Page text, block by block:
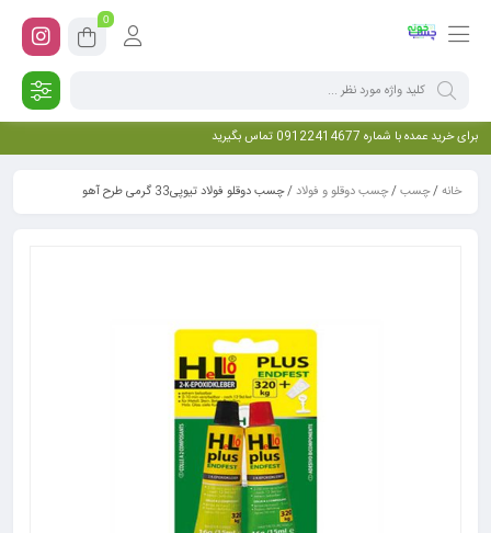
0
برای خرید عمده با شماره 09122414677 تماس بگیرید
خانه/چسب/چسب دوقلو و فولاد/ چسب دوقلو فولاد تیوپی33 گرمی طرح آهو